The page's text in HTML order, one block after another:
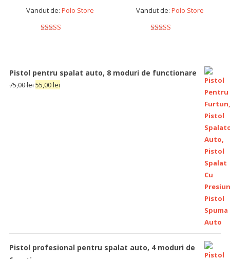
Vandut de: Polo Store Vandut de:Polo Store
Pistol pentru spalat auto, 8 moduri de functionare
75,00lei55,00lei
Pistol profesional pentru spalat auto, 4 moduri de